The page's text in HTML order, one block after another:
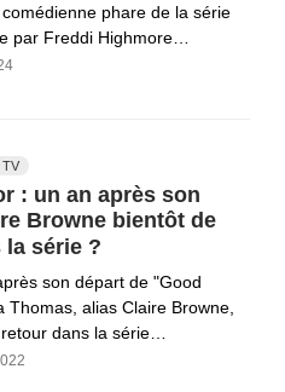
phare de la série
par Freddi Highmore…
TV
: un an après son
Browne bientôt de
la série ?
son départ de "Good
Thomas, alias Claire Browne,
dans la série…